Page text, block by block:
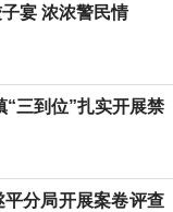
宴 浓浓警民情
三到位”扎实开展禁
分局开展案卷评查